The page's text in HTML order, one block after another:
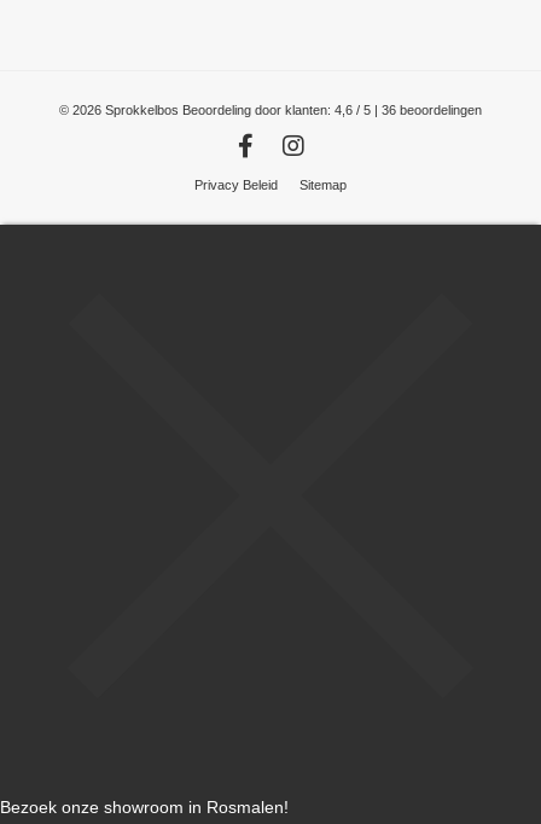
© 2026 Sprokkelbos Beoordeling door klanten: 4,6 / 5 | 36 beoordelingen
Privacy Beleid Sitemap
Bezoek onze showroom in Rosmalen!